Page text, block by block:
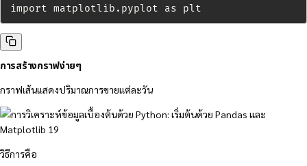
import matplotlib.pyplot as plt
การสร้างกราฟง่ายๆ
กราฟเส้นแสดงปริมาณการขายแต่ละวัน
วิธีการคือ